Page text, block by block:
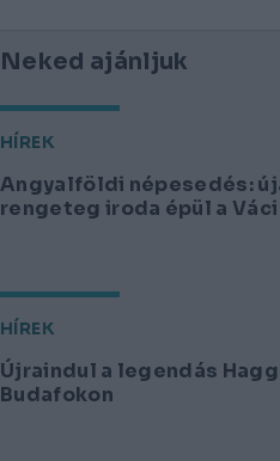
Neked ajánljuk
HÍREK
Angyalföldi népesedés:
rengeteg iroda épül a
HÍREK
Újraindul a legendás
Budafokon